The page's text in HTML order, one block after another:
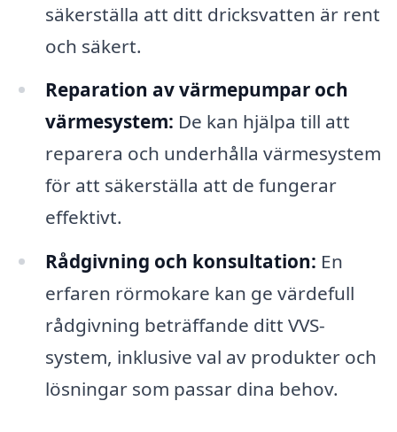
säkerställa att ditt dricksvatten är rent
och säkert.
Reparation av värmepumpar och
värmesystem: De kan hjälpa till att
reparera och underhålla värmesystem
för att säkerställa att de fungerar
effektivt.
Rådgivning och konsultation: En
erfaren rörmokare kan ge värdefull
rådgivning beträffande ditt VVS-
system, inklusive val av produkter och
lösningar som passar dina behov.